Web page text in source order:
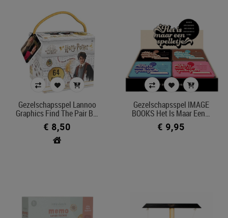
Gezelschapsspel Lannoo
Graphics Find The Pair B…
€ 8,50
Gezelschapsspel IMAGE
BOOKS Het Is Maar Een…
€ 9,95